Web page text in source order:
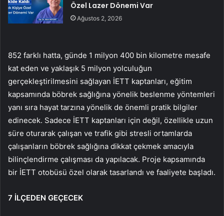
Özel Lazer Dönemi Var
Ağustos 2, 2026
852 farklı hatta, günde 1 milyon 400 bin kilometre mesafe
kat eden ve yaklaşık 5 milyon yolculuğun
gerçekleştirilmesini sağlayan İETT kaptanları, eğitim
kapsamında böbrek sağlığına yönelik beslenme yöntemleri
yanı sıra hayat tarzına yönelik de önemli pratik bilgiler
edinecek. Sadece İETT kaptanları için değil, özellikle uzun
süre oturarak çalışan ve trafik gibi stresli ortamlarda
çalışanların böbrek sağlığına dikkat çekmek amacıyla
bilinçlendirme çalışması da yapılacak. Proje kapsamında
bir İETT otobüsü özel olarak tasarlandı ve faaliyete başladı.
7 İLÇEDEN GEÇECEK